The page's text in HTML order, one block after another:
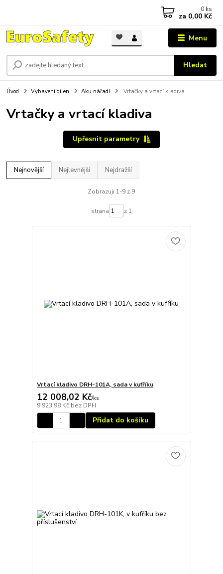
Menu
Hledat
0 ks
za 0,00 Kč
Úvod Vybavení dílen Aku nářadí Vrtačky a vrtací kladiva
Vrtačky a vrtací kladiva
Upřesnit parametry
Nejnovější Nejlevnější Nejdražší
Zobrazuji 1-9 z 9
strana z 1
Vrtací kladivo DRH-101A, sada v kufříku
12 008,02 Kč/ks
9 923,98 Kč bez DPH
Přidat do košíku